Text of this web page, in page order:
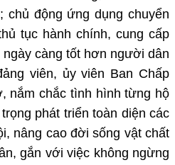
động ứng dụng chuyển
tục hành chính, cung cấp
càng tốt hơn người dân
viên, ủy viên Ban Chấp
nắm chắc tình hình từng hộ
phát triển toàn diện các
nâng cao đời sống vật chất
gắn với việc không ngừng